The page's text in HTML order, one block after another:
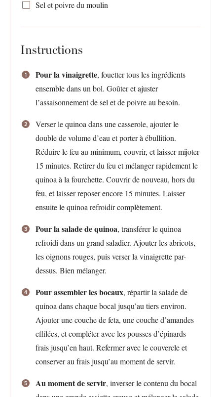
Sel et poivre du moulin
Instructions
Pour la vinaigrette, fouetter tous les ingrédients
ensemble dans un bol. Goûter et ajuster
l’assaisonnement de sel et de poivre au besoin.
Verser le quinoa dans une casserole, ajouter le
double de volume d’eau et porter à ébullition.
Réduire le feu au minimum, couvrir, et laisser mijoter
15 minutes. Retirer du feu et mélanger rapidement le
quinoa à la fourchette. Couvrir de nouveau, hors du
feu, et laisser reposer encore 15 minutes. Laisser
ensuite le quinoa refroidir complètement.
Pour la salade de quinoa, transférer le quinoa
refroidi dans un grand saladier. Ajouter les abricots,
les oignons rouges, puis verser la vinaigrette par-
dessus. Bien mélanger.
Pour assembler les bocaux, répartir la salade de
quinoa dans chaque bocal jusqu’au tiers environ.
Ajouter une couche de feta, une couche d’amandes
effilées, et compléter avec les pousses d’épinards
frais jusqu’en haut. Refermer avec le couvercle et
conserver au frais jusqu’au moment de servir.
Au moment de servir, inverser le contenu du bocal